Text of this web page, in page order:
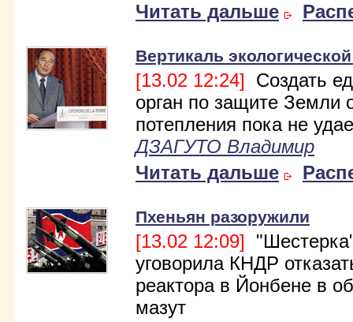
Читать дальше
Вертикаль
[13.02 12:24] Создать
орган по защите Земли
потепления пока не
ДЗАГУТО Владимир
Читать дальше
Пхеньян разоружили
[13.02 12:09]
уговорила КНДР
реактора в Йонбене в
мазут